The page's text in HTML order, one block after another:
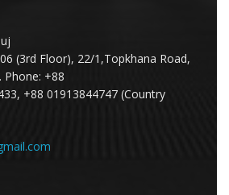
(3rd Floor), 22/1,Topkhana Road,
Phone: +88
+88 01913844747 (Country